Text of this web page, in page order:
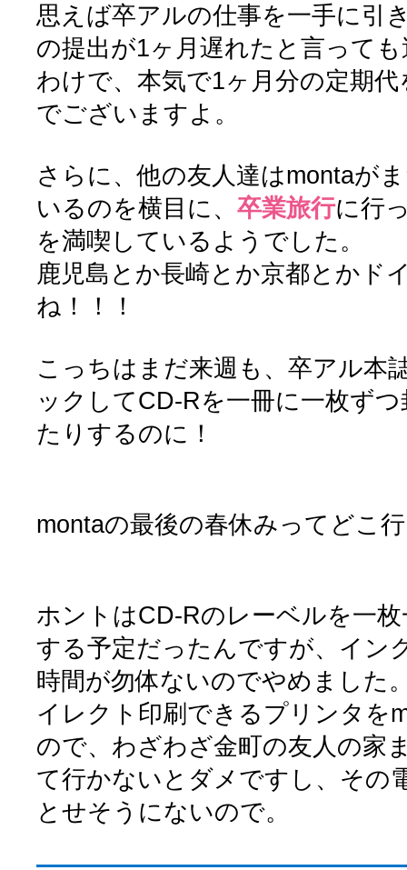
思えば卒アルの仕事を一手に引
の提出が1ヶ月遅れたと言って
わけで、本気で1ヶ月分の定期
でございますよ。
さらに、他の友人達はmontaが
いるのを横目に、 卒業旅行に行
を満喫しているようでした。
鹿児島とか長崎とか京都とかド
ね！！！
こっちはまだ来週も、卒アル本
ックしてCD-Rを一冊に一枚ず
たりするのに！
montaの最後の春休みってどこ
ホントはCD-Rのレーベルを一
する予定だったんですが、イン
時間が勿体ないのでやめました
イレクト印刷できるプリンタを
ので、わざわざ金町の友人の家
て行かないとダメですし、その
とせそうにないので。